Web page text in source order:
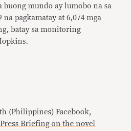
buong mundo ay lumobo na sa
na pagkamatay at 6,074 mga
batay sa monitoring
(Philippines) Facebook,
Briefing on the novel